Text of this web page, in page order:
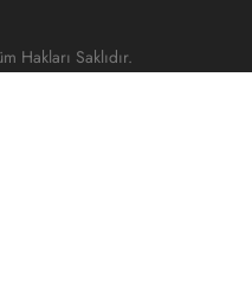
Hakları Saklıdır.